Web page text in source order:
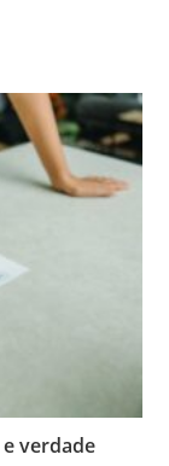
verdade